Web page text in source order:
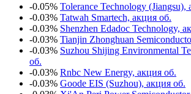
-0.05% Tolerance Technology (Jiangsu),
-0.03% Tatwah Smartech, акция об.
-0.03% Shenzhen Edadoc Technology,
-0.03% Tianjin Zhonghuan
-0.03% Suzhou Shijing Environmental
об.
-0.03% Rnbc New Energy, акция об.
-0.03% Goode EIS (Suzhou), акция об.